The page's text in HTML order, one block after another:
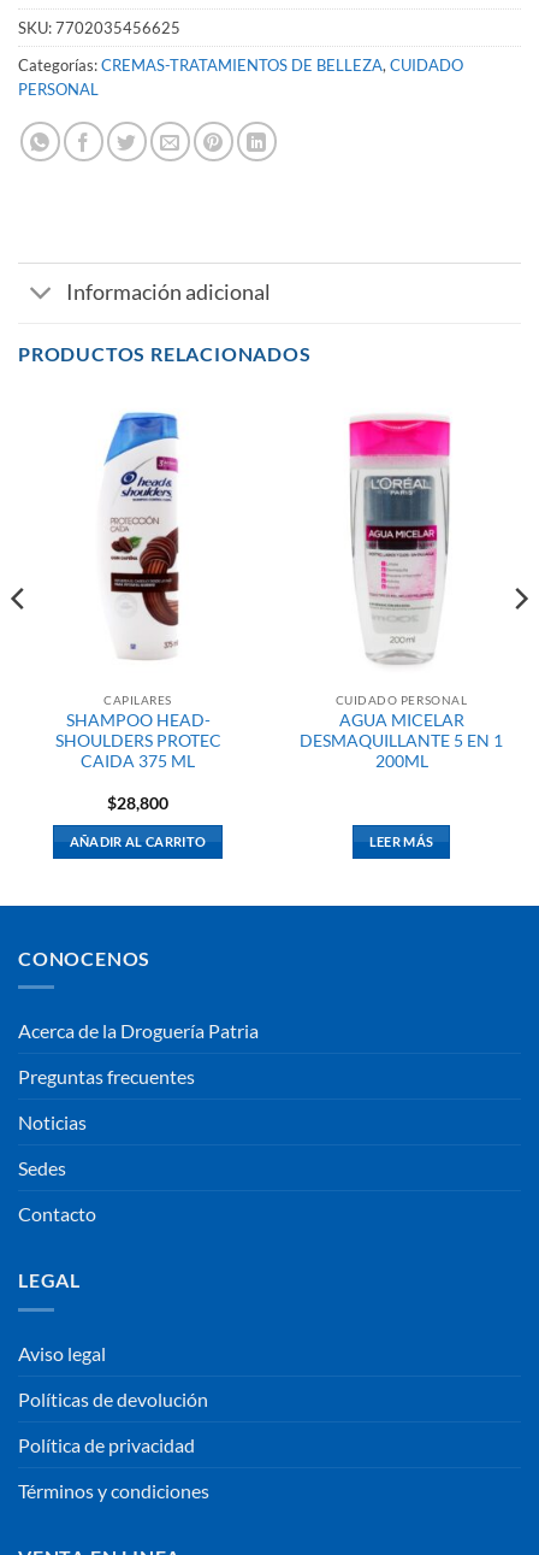
SKU:7702035456625
Categorías:CREMAS-TRATAMIENTOS DE BELLEZA, CUIDADO
PERSONAL
Información adicional
PRODUCTOS RELACIONADOS
CAPILARES
SHAMPOO HEAD-
SHOULDERS PROTEC
CAIDA 375 ML
$28,800
AÑADIR AL CARRITO
CUIDADO PERSONAL
AGUA MICELAR
DESMAQUILLANTE 5 EN 1
200ML
LEER MÁS
CONOCENOS
Acerca de la Droguería Patria
Preguntas frecuentes
Noticias
Sedes
Contacto
LEGAL
Aviso legal
Políticas de devolución
Política de privacidad
Términos y condiciones